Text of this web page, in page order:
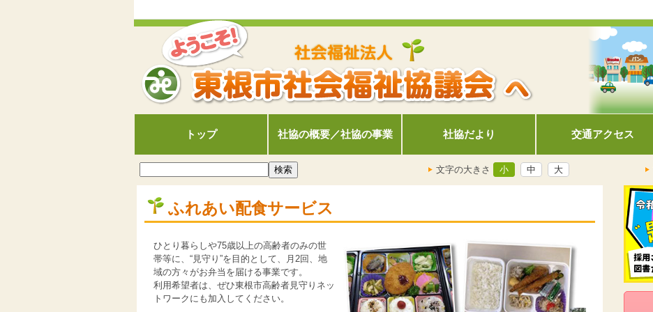
トップ 社協の概要／社協の事業 社協だより 交通アクセス
文字の大きさ 小 中 大
ふれあい配食サービス
ひとり暮らしや75歳以上の高齢者のみの世
帯等に、“見守り”を目的として、月2回、地
域の方々がお弁当を届ける事業です。
利用希望者は、ぜひ東根市高齢者見守りネッ
トワークにも加入してください。